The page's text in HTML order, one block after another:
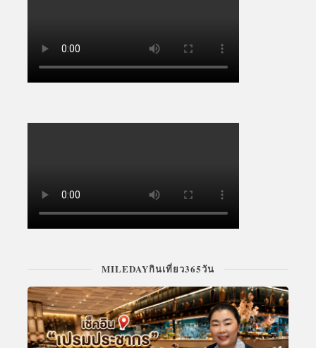
MILEDAYกินเที่ยว365วัน